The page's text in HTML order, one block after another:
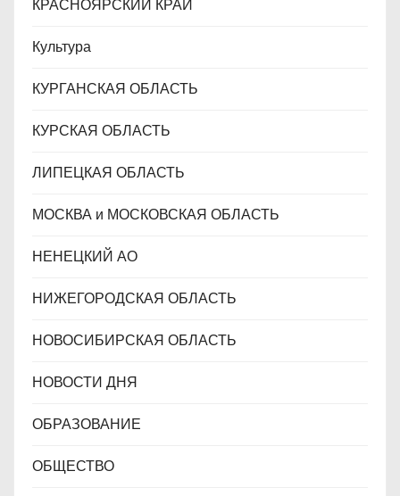
КРАСНОЯРСКИЙ КРАЙ
Культура
КУРГАНСКАЯ ОБЛАСТЬ
КУРСКАЯ ОБЛАСТЬ
ЛИПЕЦКАЯ ОБЛАСТЬ
МОСКВА и МОСКОВСКАЯ ОБЛАСТЬ
НЕНЕЦКИЙ АО
НИЖЕГОРОДСКАЯ ОБЛАСТЬ
НОВОСИБИРСКАЯ ОБЛАСТЬ
НОВОСТИ ДНЯ
ОБРАЗОВАНИЕ
ОБЩЕСТВО